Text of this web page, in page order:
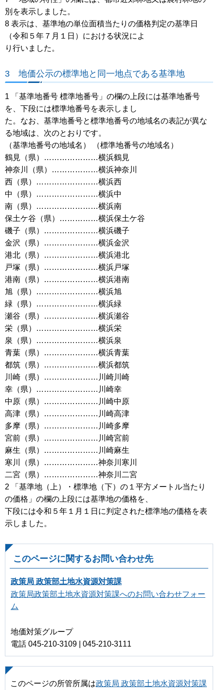
別を表示しました。
8 表示は、基準地の単位面積当たりの価格判定の基準日
（令和５年７月１日）における状況によ
り行いました。
3 地価公示の標準地と同一地点である基準地
1 「基準地番号 標準地番号」の欄の上段には基準地番号
を、下段には標準地番号を表示しまし
た。なお、基準地番号と標準地番号の地域名の表記が異な
る地域は、次のとおりです。
（基準地番号の地域名） （標準地番号の地域名）
鶴見（県）…………………横浜鶴見
神奈川（県）………………横浜神奈川
西（県）……………………横浜西
中（県）……………………横浜中
南（県）……………………横浜南
保土ケ谷（県）……………横浜保土ケ谷
磯子（県）…………………横浜磯子
金沢（県）…………………横浜金沢
港北（県）…………………横浜港北
戸塚（県）…………………横浜戸塚
港南（県）…………………横浜港南
旭（県）……………………横浜旭
緑（県）……………………横浜緑
瀬谷（県）…………………横浜瀬谷
栄（県）……………………横浜栄
泉（県）……………………横浜泉
青葉（県）…………………横浜青葉
都筑（県）…………………横浜都筑
川崎（県）…………………川崎川崎
幸（県）……………………川崎幸
中原（県）…………………川崎中原
高津（県）…………………川崎高津
多摩（県）…………………川崎多摩
宮前（県）…………………川崎宮前
麻生（県）…………………川崎麻生
寒川（県）…………………神奈川寒川
二宮（県）…………………神奈川二宮
2 「基準地（上）・標準地（下）の１平方メートル当たり
の価格」の欄の上段には基準地の価格を、
下段には令和５年１月１日に判定された標準地の価格を表
示しました。
このページに関するお問い合わせ先
政策局 政策部土地水資源対策課
政策局政策部土地水資源対策課へのお問い合わせフォー
ム
地価対策グループ
電話 045-210-3109 | 045-210-3111
このページの所管所属は政策局 政策部土地水資源対策課